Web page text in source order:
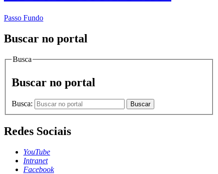
Passo Fundo
Buscar no portal
Busca
Buscar no portal
Busca: Buscar
Redes Sociais
YouTube
Intranet
Facebook